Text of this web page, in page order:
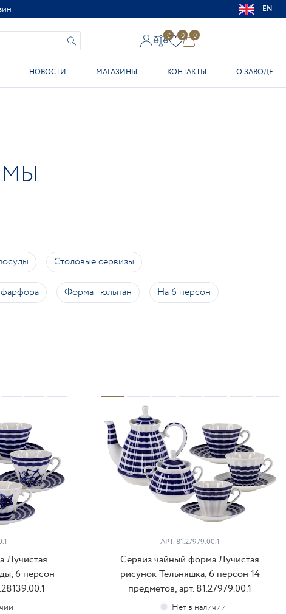
EN
0 0 0
НОВОСТИ МАГАЗИНЫ КОНТАКТЫ О ЗАВОДЕ
Столовые сервизы
Форма тюльпан На 6 персон
Лучистая
6 персон
АРТ.81.27979.00.1
Сервиз чайный форма Лучистая
рисунок Тельняшка, 6 персон 14
предметов, арт. 81.27979.00.1